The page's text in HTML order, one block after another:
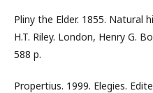
Pliny the Elder. 1855. Natural
H.T. Riley. London, Henry G.
588 p.
Propertius. 1999. Elegies.